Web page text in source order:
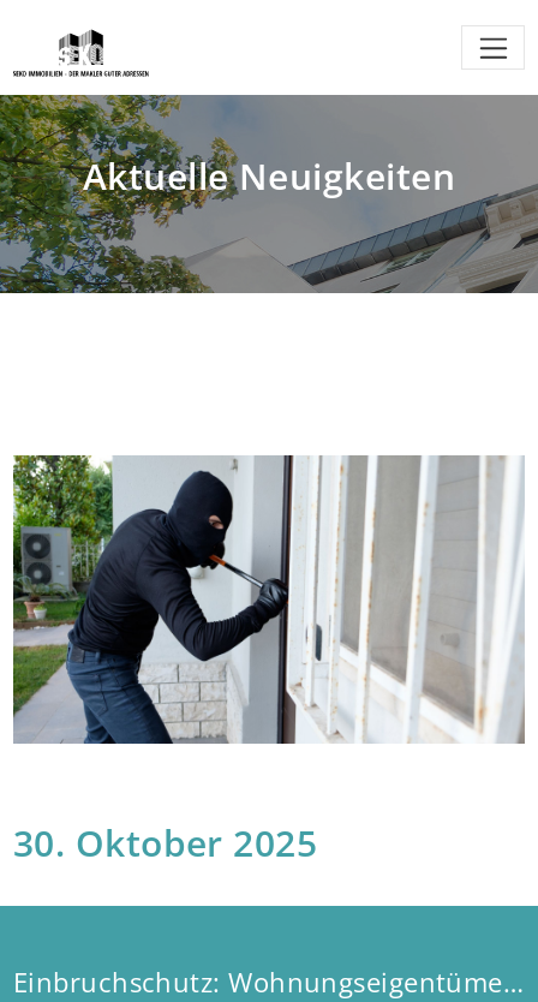
Aktuelle Neuigkeiten
30. Oktober 2025
Einbruchschutz: Wohnungseigentümer müssen Zustimmung einholen